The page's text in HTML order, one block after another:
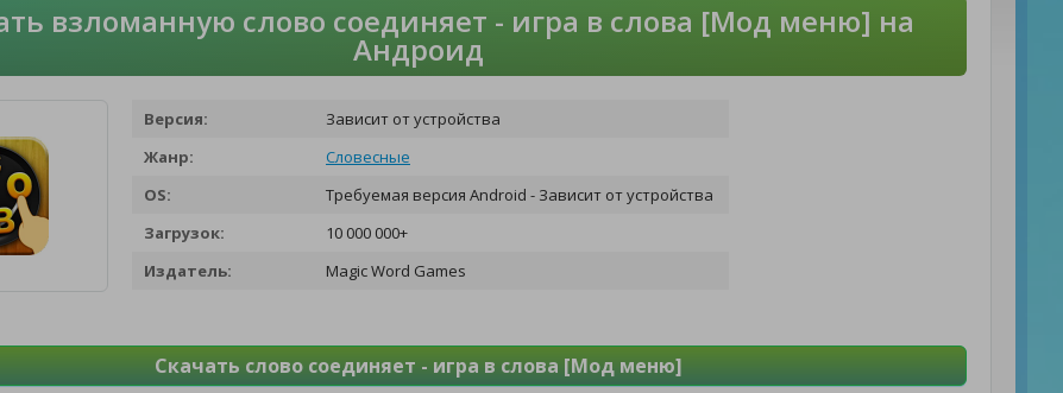
взломанную слово соединяет - игра в слова [Мод меню] на
Андроид
Версия:
Зависит от устройства
Жанр:
Словесные
OS:
Требуемая версия Android - Зависит от устройства
Загрузок:
10 000 000+
Издатель:
Magic Word Games
Скачать слово соединяет - игра в слова [Мод меню]